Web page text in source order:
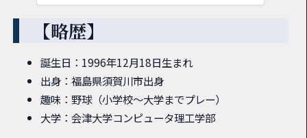
【略歴】
誕生日：1996年12月18日生まれ
出身：福島県須賀川市出身
趣味：野球（小学校～大学までプレー）
大学：会津大学コンピュータ理工学部